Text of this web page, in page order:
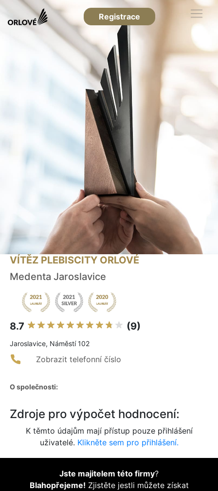
Registrace
VÍTĚZ PLEBISCITY ORLOVÉ
Medenta Jaroslavice
8.7 (9)
Jaroslavice, Náměstí 102
Zobrazit telefonní číslo
O společnosti:
Zdroje pro výpočet hodnocení:
K těmto údajům mají přístup pouze přihlášení
uživatelé. Klikněte sem pro přihlášení.
Jste majitelem této firmy?
Blahopřejeme! Zjistěte jestli můžete získat